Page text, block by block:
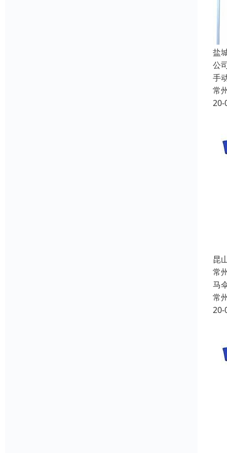
盐
公
手
常
20-
昆
常
马
常
20-